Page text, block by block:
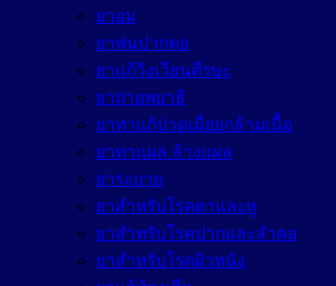
ยาอม
ยาพ่นปากคอ
ยาแก้วิงเวียนศีรษะ
ยาถ่ายพยาธิ
ยาทาแก้ปวดเมื่อยกล้ามเนื้อ
ยาทาแผล ล้างแผล
ยาระบาย
ยาสำหรับโรคตาและหู
ยาสำหรับโรคปากและลำคอ
ยาสำหรับโรคผิวหนัง